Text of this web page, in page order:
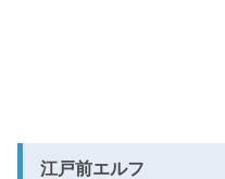
江戸前エルフ